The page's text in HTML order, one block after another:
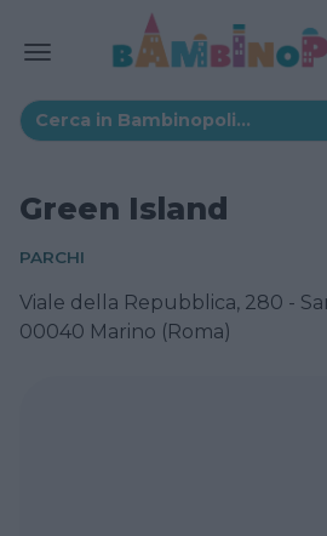
Green Island
PARCHI
Viale della Repubblica, 280 -
00040 Marino (Roma)